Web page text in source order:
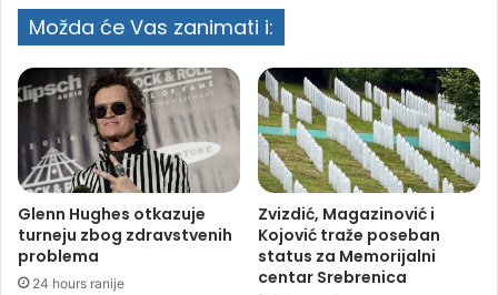
Možda će Vas zanimati i:
Glenn Hughes otkazuje
turneju zbog zdravstvenih
problema
24 hours ranije
Zvizdić, Magazinović i
Kojović traže poseban
status za Memorijalni
centar Srebrenica